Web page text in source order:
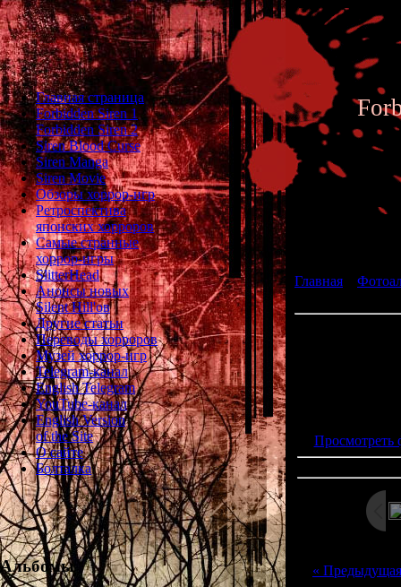
Главная страница
Forbidden Siren 1
Forbidden Siren 2
Siren Blood Curse
Siren Manga
Siren Movie
Обзоры хоррор-игр
Ретроспектива
японских хорроров
Самые странные
хоррор-игры
SlitterHead
Анонсы новых
Silent Hill'ов
Другие статьи
Переводы хорроров
Музей хоррор-игр
Telegram-канал
English Telegram
YouTube-канал
English Version
of the Site
О сайте
Болталка
Альбомы
Главная
Просмотреть
« Предыдущая